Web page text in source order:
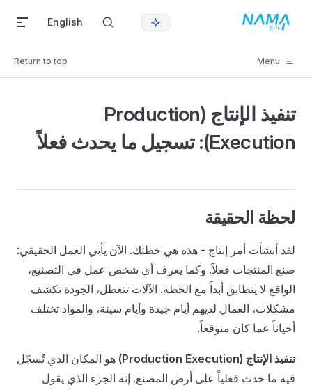
Skip to content
English
Menu
Return to top
تنفيذ الإنتاج (Production
Execution): تسجيل ما يحدث فعلاً
لحظة الحقيقة
لقد أنشأت أمر إنتاج - هذه هي خطتك. الآن يأتي العمل الحقيقي:
صنع المنتجات فعلاً. وكما يعرف أي شخص عمل في التصنيع،
الواقع لا يتطابق أبداً مع الخطة. الآلات تتعطل، الجودة تكشف
مشكلات، العمال لديهم أيام جيدة وأيام سيئة، والمواد تختلف
أحياناً عما كان متوقعاً.
تنفيذ الإنتاج (Production Execution)
هو المكان الذي تُسجّل
فيه ما حدث فعلياً على أرض المصنع. إنه الجزء الذي يقول